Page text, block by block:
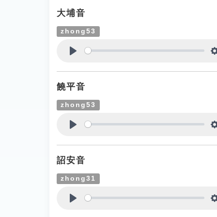
大埔音
zhong53
饒平音
zhong53
詔安音
zhong31